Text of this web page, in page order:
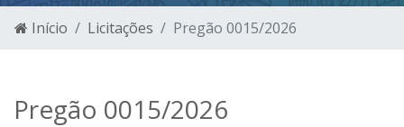
Início Licitações Pregão 0015/2026
Pregão 0015/2026